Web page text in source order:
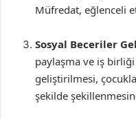
Müfredat, eğlenceli
Sosyal Beceriler
paylaşma ve iş
geliştirilmesi,
şekilde